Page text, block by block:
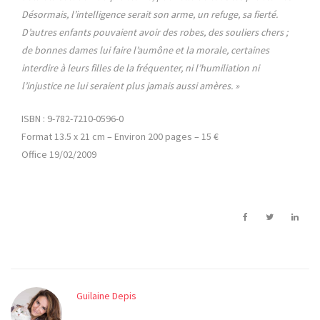
Désormais, l’intelligence serait son arme, un refuge, sa fierté.
D’autres enfants pouvaient avoir des robes, des souliers chers ;
de bonnes dames lui faire l’aumône et la morale, certaines
interdire à leurs filles de la fréquenter, ni l’humiliation ni
l’injustice ne lui seraient plus jamais aussi amères. »
ISBN : 9-782-7210-0596-0
Format 13.5 x 21 cm – Environ 200 pages – 15 €
Office 19/02/2009
Guilaine Depis